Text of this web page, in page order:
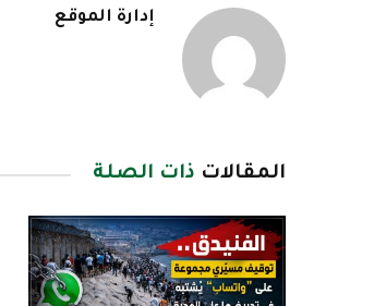
إدارة الموقع
المقالات ذات الصلة